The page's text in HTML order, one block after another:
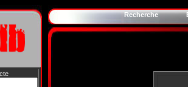
Recherche